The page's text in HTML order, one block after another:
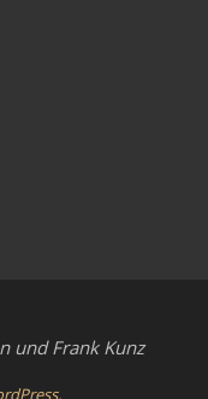
und Frank Kunz